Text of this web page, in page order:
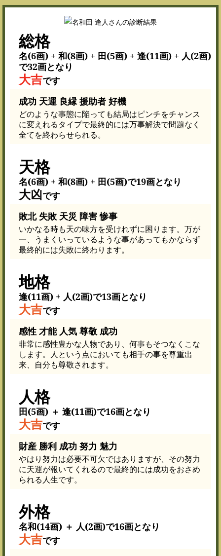
総格
名(6画) + 和(8画) + 田(5画) + 逢(11画) + 人(2画)
で32画となり
大吉です
成功 天運 良縁 援助者 好機
どのような事態に陥っても結局はピンチをチャンス
に変えれるタイプで最終的には万事解決で問題なく
全てを終わらせられる。
天格
名(6画) + 和(8画) + 田(5画)で19画となり
大凶です
敗北 失敗 天災 障害 惨事
いかなる時も天の味方を受けれずに困ります。万が
一、うまくいっているような事があってもかならず
最終的には失敗に終わります。
地格
逢(11画) + 人(2画)で13画となり
大吉です
感性 才能 人気 尊敬 成功
非常に感性豊かな人物であり、何事もそつなくこな
します。人という点においても相手の事を尊重出
来、自分も尊敬されます。
人格
田(5画) ＋ 逢(11画)で16画となり
大吉です
財産 勝利 成功 努力 魅力
やはり努力は必要不可欠ではありますが、その努力
に天運が報いてくれるので最終的には成功をおさめ
られる人生です。
外格
名和(14画) ＋ 人(2画)で16画となり
大吉です